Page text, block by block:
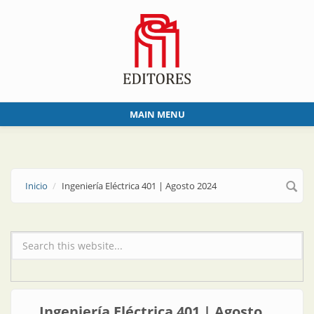
MAIN MENU
Inicio Ingeniería Eléctrica 401 | Agosto 2024
Formulario de búsqueda